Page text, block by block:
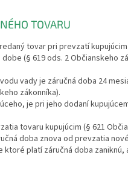
TOVARU
tovar pri prevzatí
(§ 619 ods. 2 Občianskeho
vady je záručná doba 24
zákonníka).
je pri jeho dodaní
tovaru kupujúcim (§ 621
doba znova od prevzatia
platí záručná doba zaniknú,